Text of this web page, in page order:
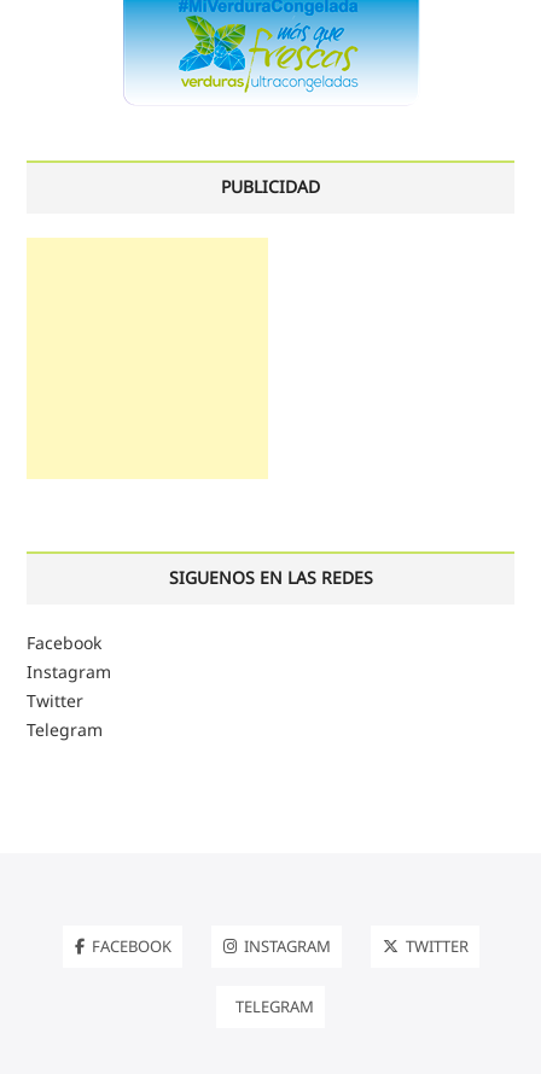
PUBLICIDAD
SIGUENOS EN LAS REDES
Facebook
Instagram
Twitter
Telegram
FACEBOOK INSTAGRAM TWITTER
TELEGRAM